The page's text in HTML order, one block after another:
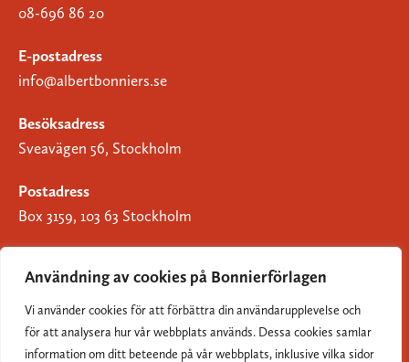
Användning av cookies på Bonnierförlagen
Vi använder cookies för att förbättra din användarupplevelse och
för att analysera hur vår webbplats används. Dessa cookies samlar
information om ditt beteende på vår webbplats, inklusive vilka sidor
08-696 86 20
E-postadress
info@albertbonniers.se
Besöksadress
Sveavägen 56, Stockholm
Postadress
Box 3159, 103 63 Stockholm
Om Bonnierförlagen
Cookies